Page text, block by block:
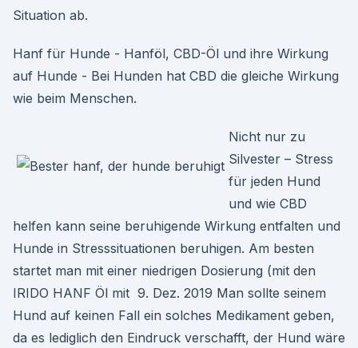
Situation ab.
Hanf für Hunde - Hanföl, CBD-Öl und ihre Wirkung
auf Hunde - Bei Hunden hat CBD die gleiche Wirkung
wie beim Menschen.
Nicht nur zu
Silvester – Stress
für jeden Hund
und wie CBD
helfen kann seine beruhigende Wirkung entfalten und
Hunde in Stresssituationen beruhigen. Am besten
startet man mit einer niedrigen Dosierung (mit den
IRIDO HANF Öl mit 9. Dez. 2019 Man sollte seinem
Hund auf keinen Fall ein solches Medikament geben,
da es lediglich den Eindruck verschafft, der Hund wäre